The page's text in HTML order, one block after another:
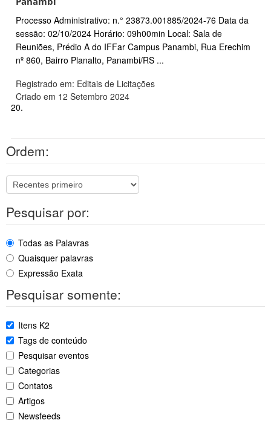
Processo Administrativo: n.° 23873.001885/2024-76 Data da
sessão: 02/10/2024 Horário: 09h00min Local: Sala de
Reuniões, Prédio A do IFFar Campus Panambi, Rua Erechim
nº 860, Bairro Planalto, Panambi/RS ...
Registrado em: Editais de Licitações
Criado em 12 Setembro 2024
20.
Ordem:
Pesquisar por:
Todas as Palavras
Quaisquer palavras
Expressão Exata
Pesquisar somente:
Itens K2
Tags de conteúdo
Pesquisar eventos
Categorias
Contatos
Artigos
Newsfeeds